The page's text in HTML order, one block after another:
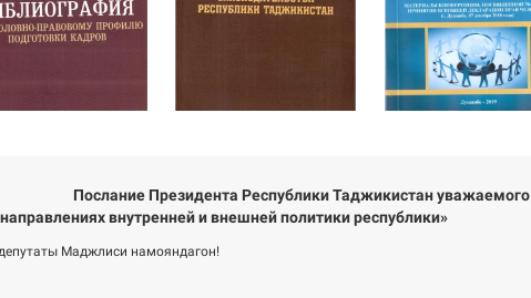
Послание Президента Республики Таджикистан уважаемого
внутренней и внешней политики республики»
Маджлиси намояндагон!